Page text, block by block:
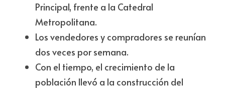
Principal, frente a la Catedral
Metropolitana.
Los vendedores y compradores se reunían
dos veces por semana.
Con el tiempo, el crecimiento de la
población llevó a la construcción del